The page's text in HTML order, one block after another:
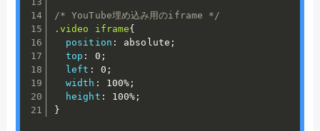
/* YouTube埋め込み用のiframe */
.video iframe{
position : absolute ;
top : 0 ;
left : 0 ;
width : 100% ;
height : 100% ;
}